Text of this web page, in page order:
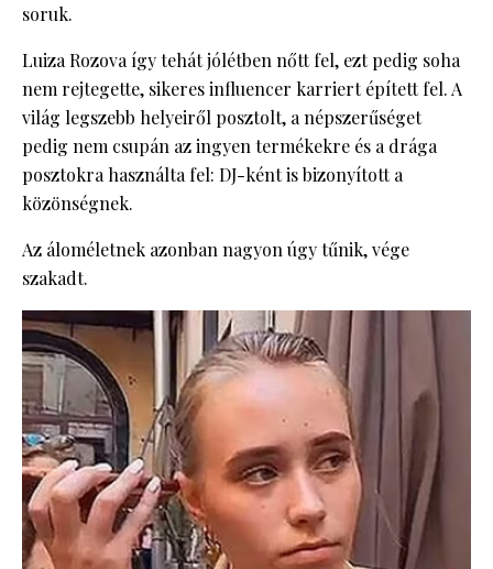
soruk.
Luiza Rozova így tehát jólétben nőtt fel, ezt pedig soha
nem rejtegette, sikeres influencer karriert épített fel. A
világ legszebb helyeiről posztolt, a népszerűséget
pedig nem csupán az ingyen termékekre és a drága
posztokra használta fel: DJ-ként is bizonyított a
közönségnek.
Az áloméletnek azonban nagyon úgy tűnik, vége
szakadt.